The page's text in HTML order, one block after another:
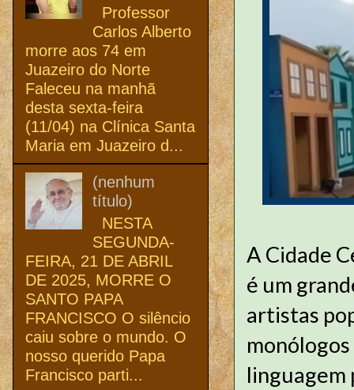
A Cidade
é um
artistas
linguagem
Professor
Carlos Alberto
morre aos 74 em
Juazeiro do Norte
Faleceu na manhã
desta sexta-feira
(11/04) na Clínica Santa
Maria em Juazeiro d...
(nenhum
título)
NESTA
SEGUNDA-
FEIRA, 21 DE ABRIL
DE 2025, MORRE O
SANTO PAPA
FRANCISCO O silêncio
caiu sobre o mundo. O
nosso querido Papa
Francisco parti...